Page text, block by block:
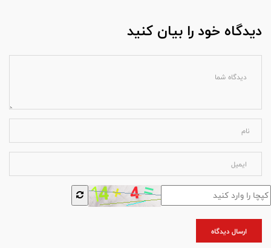
دیدگاه خود را بیان کنید
ارسال دیدگاه